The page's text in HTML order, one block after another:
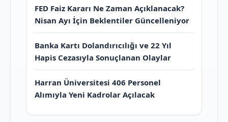
FED Faiz Kararı Ne Zaman Açıklanacak?
Nisan Ayı İçin Beklentiler Güncelleniyor
Banka Kartı Dolandırıcılığı ve 22 Yıl
Hapis Cezasıyla Sonuçlanan Olaylar
Harran Üniversitesi 406 Personel
Alımıyla Yeni Kadrolar Açılacak